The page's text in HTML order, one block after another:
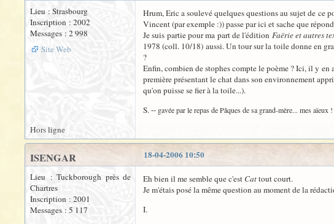
Lieu : Strasbourg
Inscription : 2002
Messages : 2 998
Site Web
Hrum, Eric a soulevé quelques questions au sujet de ce
Vincent (par exemple :)) passe par ici et sache que
Je suis partie pour ma part de l'édition Faërie et autres
1978 (coll. 10/18) aussi. Un tour sur la toile donne en
?
Enfin, combien de stophes compte le poème ? Ici, il y
première présentant le chat dans son environnement
qu'on puisse se fier à la toile...).
S. -- gavée par le repas de Pâques de sa grand-mère... mes
Hors ligne
18-04-2006 10:50
ISENGAR
Lieu : Tuckborough près de
Chartres
Inscription : 2001
Messages : 5 117
Eh bien il me semble que c'est Cattout court.
Je m'étais posé la même question au moment de la
I.